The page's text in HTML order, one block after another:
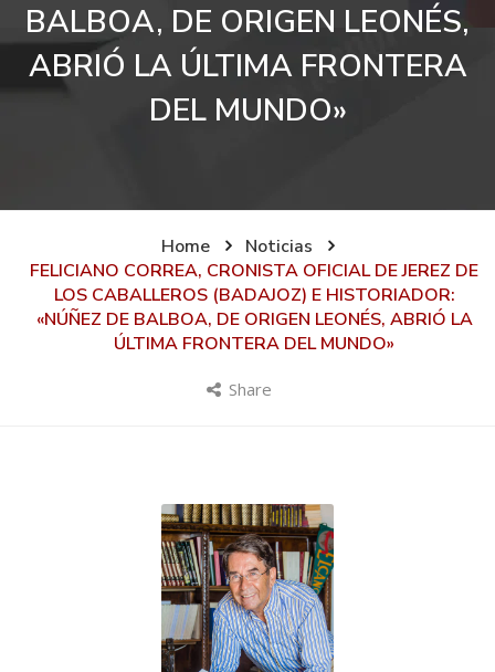
BALBOA, DE ORIGEN LEONÉS,
ABRIÓ LA ÚLTIMA FRONTERA
DEL MUNDO»
Home
Noticias
FELICIANO CORREA, CRONISTA OFICIAL DE JEREZ DE
LOS CABALLEROS (BADAJOZ) E HISTORIADOR:
«NÚÑEZ DE BALBOA, DE ORIGEN LEONÉS, ABRIÓ LA
ÚLTIMA FRONTERA DEL MUNDO»
Share